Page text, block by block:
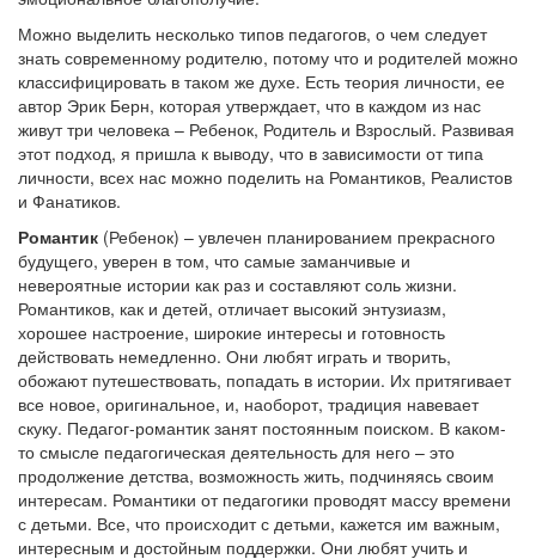
Можно выделить несколько типов педагогов, о чем следует
знать современному родителю, потому что и родителей можно
классифицировать в таком же духе. Есть теория личности, ее
автор Эрик Берн, которая утверждает, что в каждом из нас
живут три человека – Ребенок, Родитель и Взрослый. Развивая
этот подход, я пришла к выводу, что в зависимости от типа
личности, всех нас можно поделить на Романтиков, Реалистов
и Фанатиков.
Романтик (Ребенок) – увлечен планированием прекрасного
будущего, уверен в том, что самые заманчивые и
невероятные истории как раз и составляют соль жизни.
Романтиков, как и детей, отличает высокий энтузиазм,
хорошее настроение, широкие интересы и готовность
действовать немедленно. Они любят играть и творить,
обожают путешествовать, попадать в истории. Их притягивает
все новое, оригинальное, и, наоборот, традиция навевает
скуку. Педагог-романтик занят постоянным поиском. В каком-
то смысле педагогическая деятельность для него – это
продолжение детства, возможность жить, подчиняясь своим
интересам. Романтики от педагогики проводят массу времени
с детьми. Все, что происходит с детьми, кажется им важным,
интересным и достойным поддержки. Они любят учить и